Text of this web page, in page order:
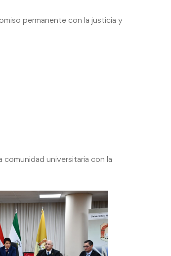
permanente con la justicia y
universitaria con la